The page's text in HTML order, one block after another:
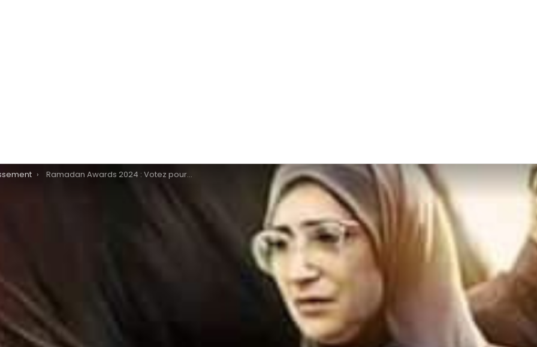
Ramadan Awards 2024 : Votez pour les Meilleures Séries et Programmes TV en Tunisie